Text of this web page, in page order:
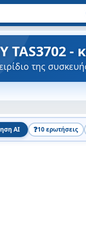
TAS3702
της
AI ❓10 ερωτήσεις